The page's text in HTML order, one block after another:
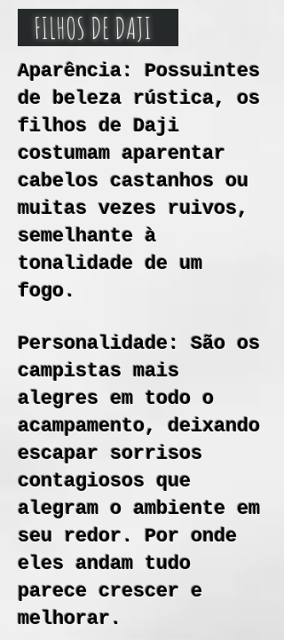
FILHOS DE DAJI
Aparência:​ Possuintes
de beleza rústica, os
filhos de Daji
costumam aparentar
cabelos castanhos ou
muitas vezes ruivos,
semelhante à
tonalidade de um
fogo.
Personalidade: São os
campistas mais
alegres em todo o
acampamento, deixando
escapar sorrisos
contagiosos que
alegram o ambiente em
seu redor. Por onde
eles andam tudo
parece crescer e
melhorar.